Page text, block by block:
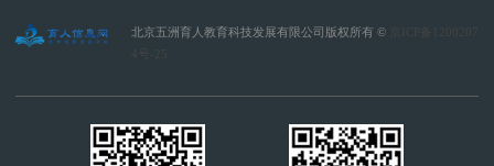
北京五洲育人教育科技发展有限公司版权所有 ©
京ICP备1200207
4号-25